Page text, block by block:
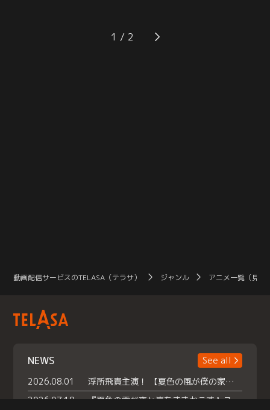
万人を突破したという話を聞き、こ
のままでは夢を叶えられないので
わず、有栖を意識してしまう部員た
ち。それぞれ経験や妄想をもとに答
1
動画配信サービスのTELASA（テラサ） ジャンル アニメ一覧（見放
NEWS
See all
2026.08.01
浮所飛貴主演！ 【夏色の風が僕の家にやってきた】 本日よりテラサで独占配信スタート！
2026.07.18
『夏色の雲が恋と嵐をまきおこす』スペシャルメイキング 【Part1】2026年７月18日（土）23時30分～配信スタート！話題のシーンの裏側を大公開！豪華キャスト大集合！ 『武宮家 真夏の家族会議』開催！